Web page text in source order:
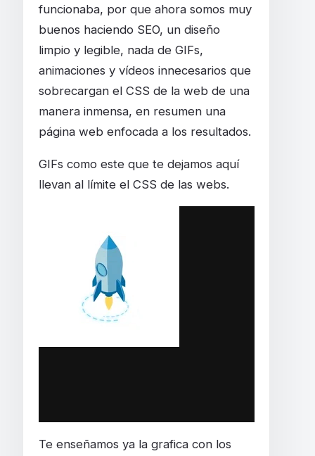
funcionaba, por que ahora somos muy
buenos haciendo SEO, un diseño
limpio y legible, nada de GIFs,
animaciones y vídeos innecesarios que
sobrecargan el CSS de la web de una
manera inmensa, en resumen una
página web enfocada a los resultados.
GIFs como este que te dejamos aquí
llevan al límite el CSS de las webs.
Te enseñamos ya la grafica con los